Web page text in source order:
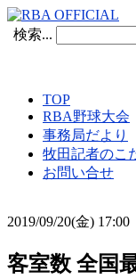
検索...
TOP
RBA野球大会
事務局だより
牧田記者のこ
お問い合せ
2019/09/20(金) 17:00
客室数 全国